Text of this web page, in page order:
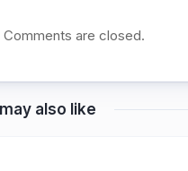
Comments are closed.
also like